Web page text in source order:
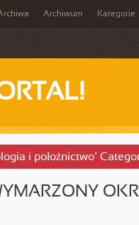
Archiwum Kategorie
i położnictwo’